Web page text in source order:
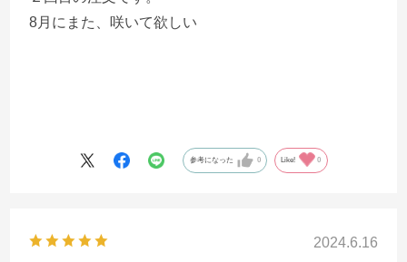
8月にまた、咲いて欲しい
参考になった 0 Like! 0
2024.6.16